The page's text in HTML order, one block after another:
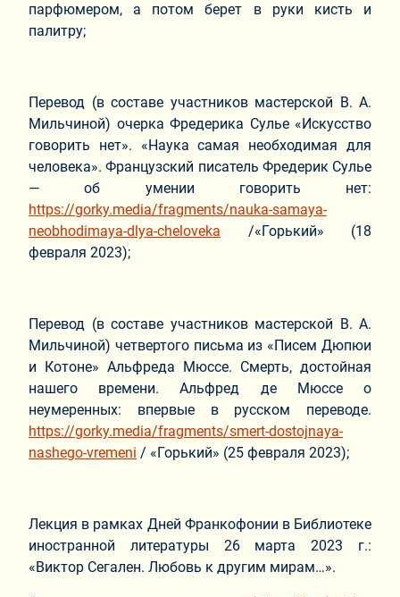
парфюмером, а потом берет в руки кисть и
палитру;
Перевод (в составе участников мастерской В. А.
Мильчиной) очерка Фредерика Сулье «Искусство
говорить нет». «Наука самая необходимая для
человека». Французский писатель Фредерик Сулье
— об умении говорить нет:
https://gorky.media/fragments/nauka-samaya-
neobhodimaya-dlya-cheloveka /«Горький» (18
февраля 2023);
Перевод (в составе участников мастерской В. А.
Мильчиной) четвертого письма из «Писем Дюпюи
и Котоне» Альфреда Мюссе. Смерть, достойная
нашего времени. Альфред де Мюссе о
неумеренных: впервые в русском переводе.
https://gorky.media/fragments/smert-dostojnaya-
nashego-vremeni / «Горький» (25 февраля 2023);
Лекция в рамках Дней Франкофонии в Библиотеке
иностранной литературы 26 марта 2023 г.:
«Виктор Сегален. Любовь к другим мирам…».